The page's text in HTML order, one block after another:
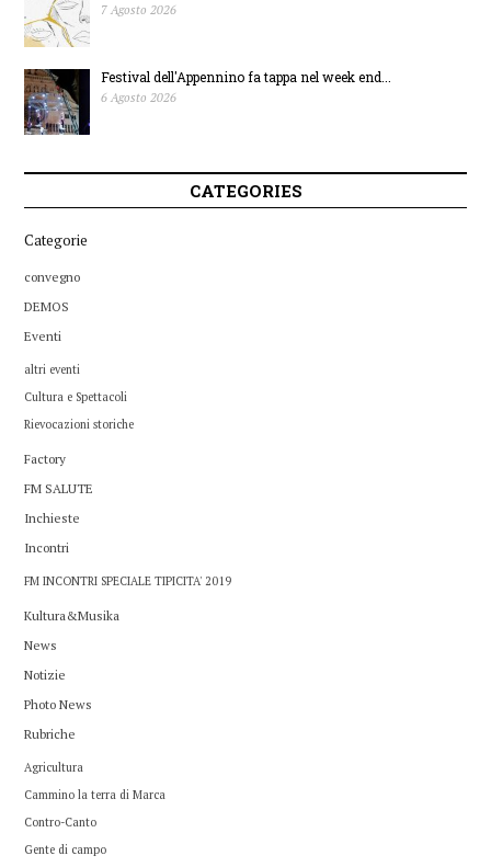
7 Agosto 2026
Festival dell'Appennino fa tappa nel week end...
6 Agosto 2026
CATEGORIES
Categorie
convegno
DEMOS
Eventi
altri eventi
Cultura e Spettacoli
Rievocazioni storiche
Factory
FM SALUTE
Inchieste
Incontri
FM INCONTRI SPECIALE TIPICITA' 2019
Kultura&Musika
News
Notizie
Photo News
Rubriche
Agricultura
Cammino la terra di Marca
Contro-Canto
Gente di campo